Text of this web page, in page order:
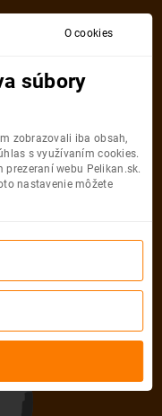
O cookies
súbory
zobrazovali iba obsah,
s využívaním cookies.
webu Pelikan.sk.
nastavenie môžete